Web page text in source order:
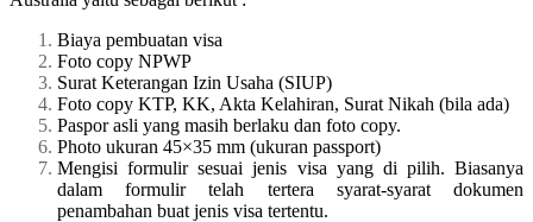
Biaya pembuatan visa
Foto copy NPWP
Surat Keterangan Izin Usaha (SIUP)
Foto copy KTP, KK, Akta Kelahiran, Surat Nikah (bila ada)
Paspor asli yang masih berlaku dan foto copy.
Photo ukuran 45×35 mm (ukuran passport)
Mengisi formulir sesuai jenis visa yang di pilih. Biasanya
dalam formulir telah tertera syarat-syarat dokumen
penambahan buat jenis visa tertentu.